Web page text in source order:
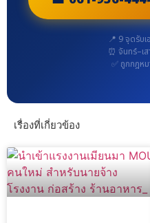
📍 9 จุดรับเ
⏰ จันทร์–เ
✅ ถูกกฎห
เรื่องที่เกี่ยวข้อง